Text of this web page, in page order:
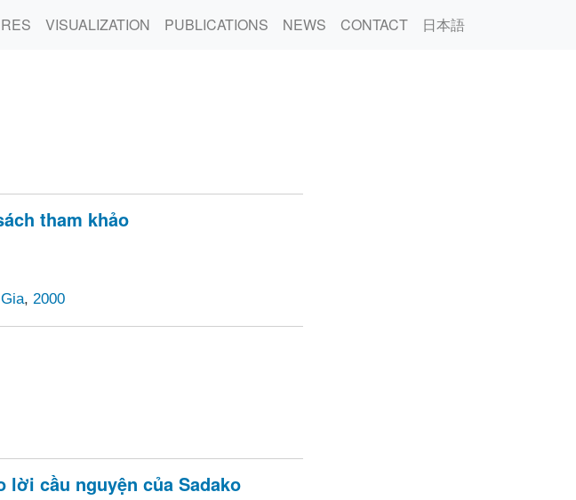
VISUALIZATION PUBLICATIONS NEWS CONTACT 日本語
tham khảo
, 2000
lời cầu nguyện của Sadako